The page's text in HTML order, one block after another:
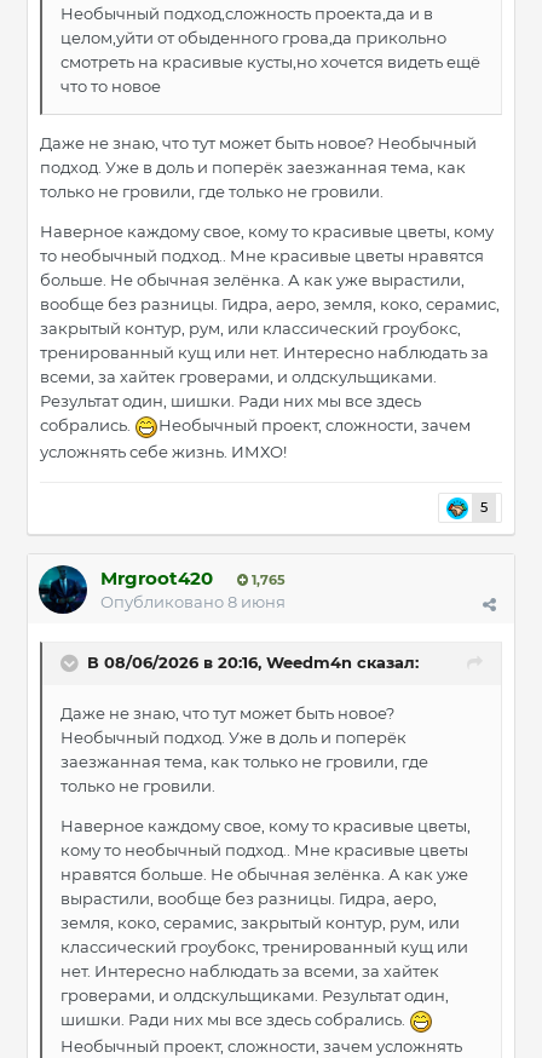
Необычный подход,сложность проекта,да и в
целом,уйти от обыденного грова,да прикольно
смотреть на красивые кусты,но хочется видеть ещё
что то новое
Даже не знаю, что тут может быть новое? Необычный
подход. Уже в доль и поперёк заезжанная тема, как
только не гровили, где только не гровили.
Наверное каждому свое, кому то красивые цветы, кому
то необычный подход.. Мне красивые цветы нравятся
больше. Не обычная зелёнка. А как уже вырастили,
вообще без разницы. Гидра, аеро, земля, коко, серамис,
закрытый контур, рум, или классический гроубокс,
тренированный кущ или нет. Интересно наблюдать за
всеми, за хайтек гроверами, и олдскульщиками.
Результат один, шишки. Ради них мы все здесь
собрались.
Необычный проект, сложности, зачем
усложнять себе жизнь. ИМХО!
5
Mrgroot420 1,765
Опубликовано8 июня
В 08/06/2026 в 20:16, Weedm4n сказал:
Даже не знаю, что тут может быть новое?
Необычный подход. Уже в доль и поперёк
заезжанная тема, как только не гровили, где
только не гровили.
Наверное каждому свое, кому то красивые цветы,
кому то необычный подход.. Мне красивые цветы
нравятся больше. Не обычная зелёнка. А как уже
вырастили, вообще без разницы. Гидра, аеро,
земля, коко, серамис, закрытый контур, рум, или
классический гроубокс, тренированный кущ или
нет. Интересно наблюдать за всеми, за хайтек
гроверами, и олдскульщиками. Результат один,
шишки. Ради них мы все здесь собрались.
Необычный проект, сложности, зачем усложнять